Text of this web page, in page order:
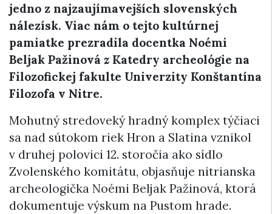
jedno z najzaujímavejších slovenských
nálezísk. Viac nám o tejto kultúrnej
pamiatke prezradila docentka Noémi
Beljak Pažinová z Katedry archeológie na
Filozofickej fakulte Univerzity Konštantína
Filozofa v Nitre.
Mohutný stredoveký hradný komplex týčiaci
sa nad sútokom riek Hron a Slatina vznikol
v druhej polovici 12. storočia ako sídlo
Zvolenského komitátu, objasňuje nitrianska
archeologička Noémi Beljak Pažinová, ktorá
dokumentuje výskum na Pustom hrade.